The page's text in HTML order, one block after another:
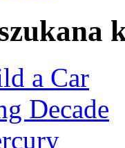
a Car
Decade